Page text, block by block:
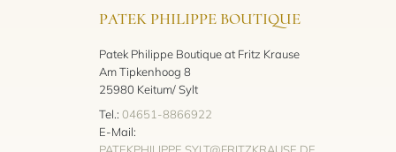
PATEK PHILIPPE BOUTIQUE
Patek Philippe Boutique at Fritz Krause
Am Tipkenhoog 8
25980 Keitum/ Sylt
Tel.: 04651-8866922
E-Mail: